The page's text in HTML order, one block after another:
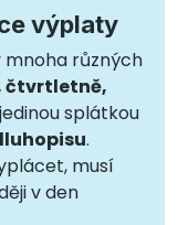
výplaty
různých
čtvrtletně,
splátkou
.
musí
v den